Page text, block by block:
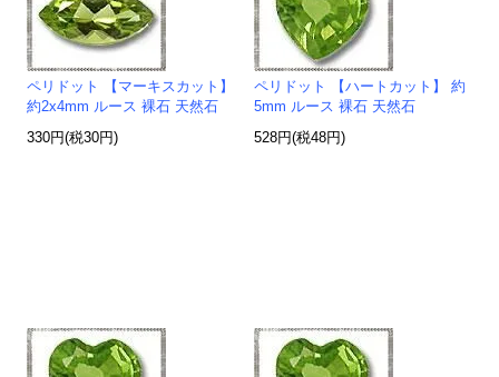
ペリドット 【マーキスカット】
約2x4mm ルース 裸石 天然石
330円(税30円)
ペリドット 【ハートカット】 約
5mm ルース 裸石 天然石
528円(税48円)